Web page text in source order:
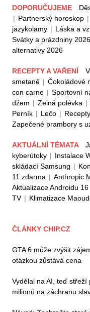
DOPORUČUJEME
| Partnerský horoskop |
jazykolamy | Láska a
Svátky a prázdniny 2026
alternativy 2026
RECEPTY A VAŘENÍ
smetaně | Čokoládové
con carne | Sportovní
džem | Zelná polévka |
Perník | Lečo |
Zapečené brambory s
AKTUÁLNÍ TÉMATA
kyberútoky | Instalace
skládací Samsung |
11 zdarma | Anthropic
Aktualizace Androidu 16
TV | Klimatizace
ČLÁNKY CHIP.CZ
GTA 6 může zvýšit
otázkou zůstává cena
Vydělal na AI, teď
milionů na záchranu